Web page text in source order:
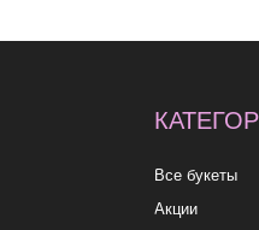
Премиум
Все букеты